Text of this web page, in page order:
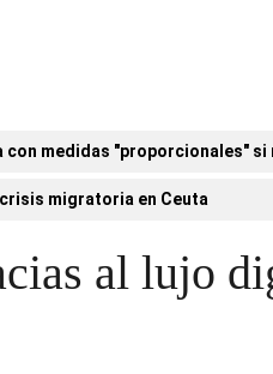
con medidas "proporcionales"
migratoria en Ceuta
al lujo